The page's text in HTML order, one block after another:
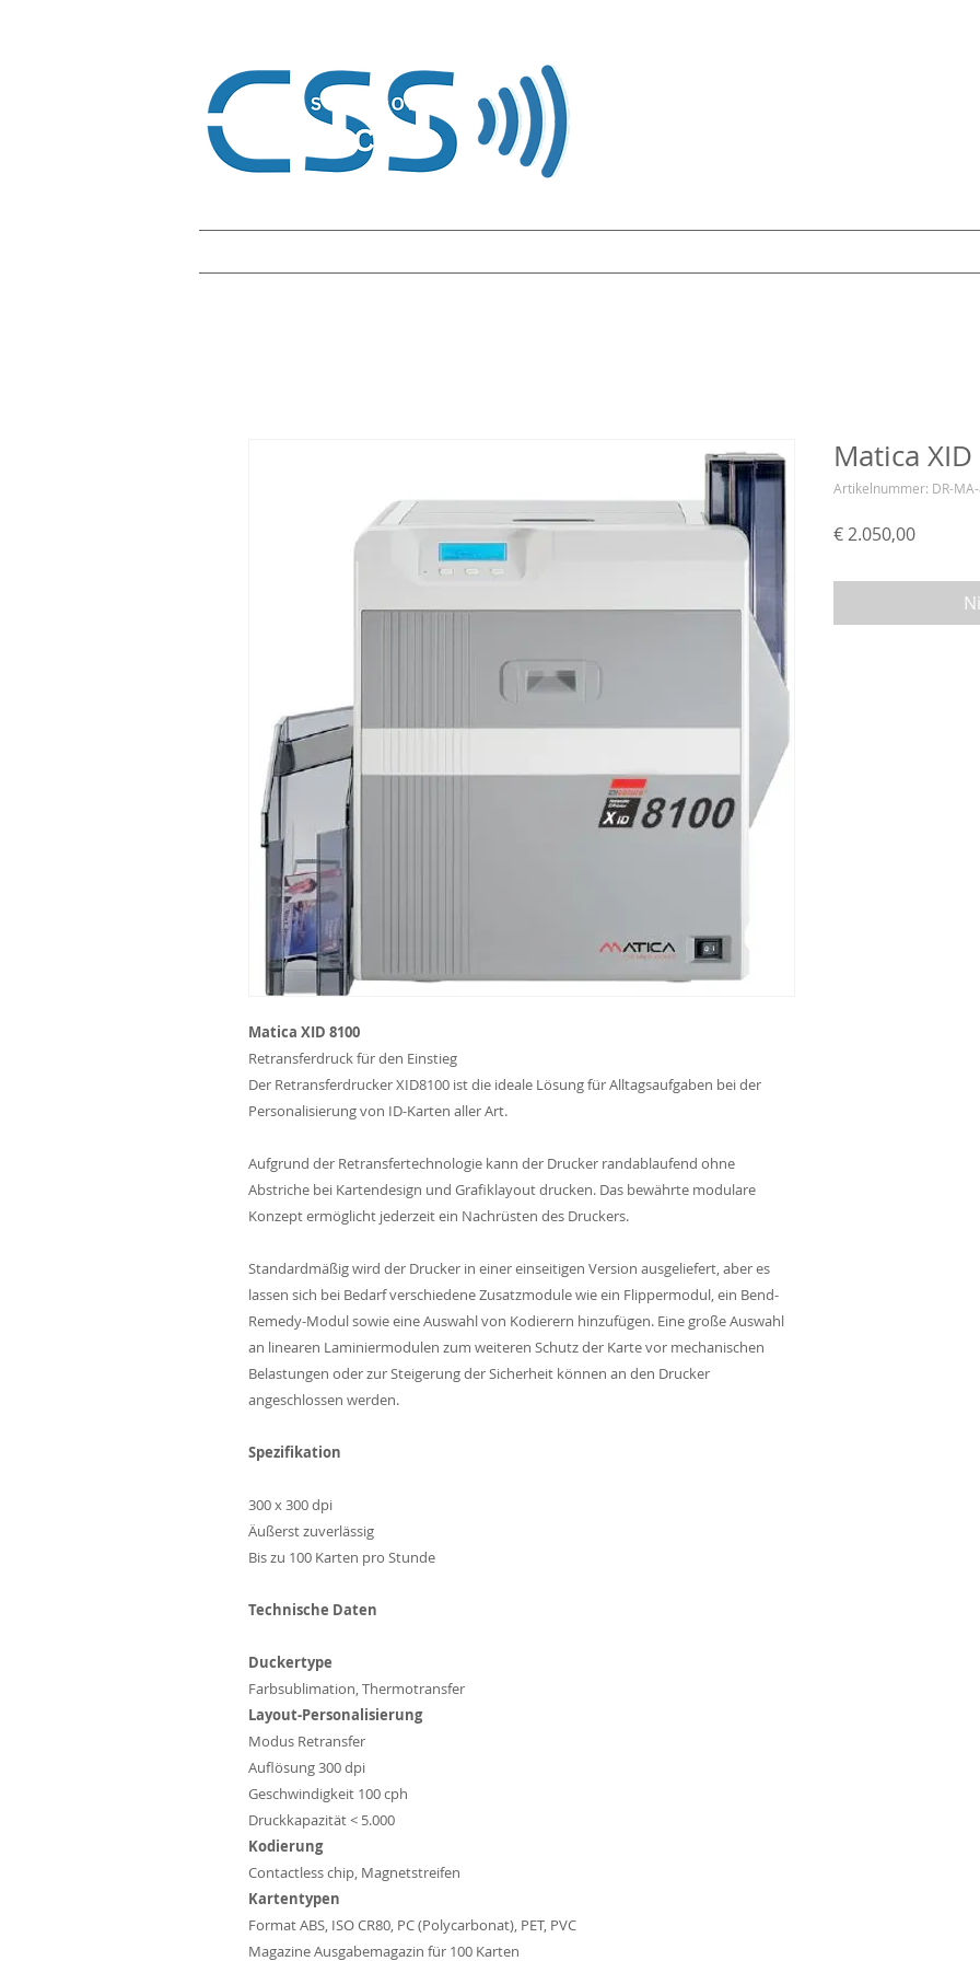
Matica XID 8100
Retransferdruck für den Einstieg
Der Retransferdrucker XID8100 ist die ideale Lösung für Alltagsaufgaben bei der
Personalisierung von ID-Karten aller Art.
Aufgrund der Retransfertechnologie kann der Drucker randablaufend ohne
Abstriche bei Kartendesign und Grafiklayout drucken. Das bewährte modulare
Konzept ermöglicht jederzeit ein Nachrüsten des Druckers.
Standardmäßig wird der Drucker in einer einseitigen Version ausgeliefert, aber es
lassen sich bei Bedarf verschiedene Zusatzmodule wie ein Flippermodul, ein Bend-
Remedy-Modul sowie eine Auswahl von Kodierern hinzufügen. Eine große Auswahl
an linearen Laminiermodulen zum weiteren Schutz der Karte vor mechanischen
Belastungen oder zur Steigerung der Sicherheit können an den Drucker
angeschlossen werden.
Spezifikation
300 x 300 dpi
Äußerst zuverlässig
Bis zu 100 Karten pro Stunde
Technische Daten
Duckertype
Farbsublimation, Thermotransfer
Layout-Personalisierung
Modus Retransfer
Auflösung 300 dpi
Geschwindigkeit 100 cph
Druckkapazität < 5.000
Kodierung
Contactless chip, Magnetstreifen
Kartentypen
Format ABS, ISO CR80, PC (Polycarbonat), PET, PVC
Magazine Ausgabemagazin für 100 Karten
Matica
Artikelnummer: DR-
€ 2.050,00Preis